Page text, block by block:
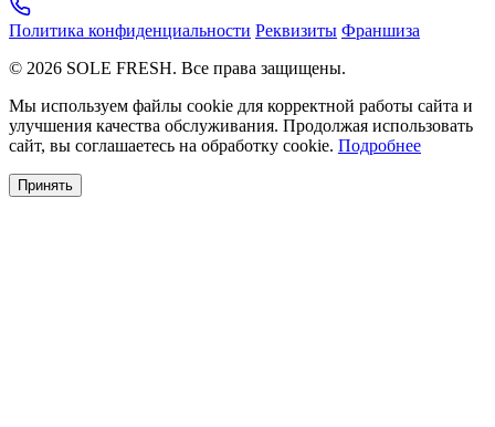
Политика конфиденциальности Реквизиты Франшиза
© 2026 SOLE FRESH. Все права защищены.
Мы используем файлы cookie для корректной работы сайта и
улучшения качества обслуживания. Продолжая использовать
сайт, вы соглашаетесь на обработку cookie. Подробнее
Принять